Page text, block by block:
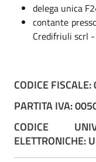
delega unica
contante
Credifriuli scrl
CODICE
PARTITA IVA:
CODICE
ELETTRONICHE: